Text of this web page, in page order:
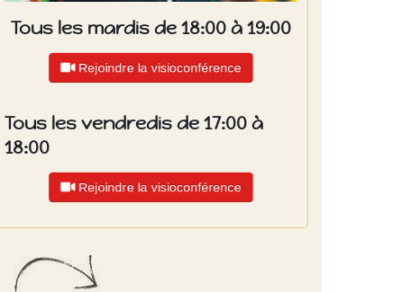
Tous les mardis de 18:00 à 19:00
Rejoindre la visioconférence
Tous les vendredis de 17:00 à
18:00
Rejoindre la visioconférence